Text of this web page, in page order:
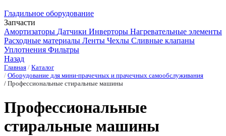
Гладильное оборудование
Запчасти
Амортизаторы Датчики Инверторы Нагревательные элементы
Расходные материалы Ленты Чехлы Сливные клапаны
Уплотнения Фильтры
Назад
Главная
Каталог
Оборудование для мини-прачечных и прачечных самообслуживания
Профессиональные стиральные машины
Профессиональные
стиральные машины